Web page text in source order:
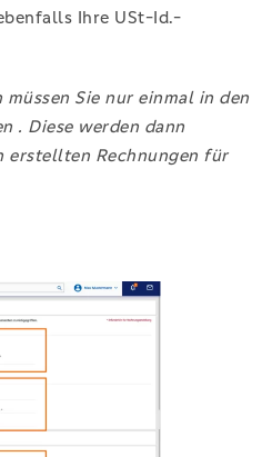
Ihre USt-Id.-
Sie nur einmal in den
. Diese werden dann
erstellten Rechnungen für